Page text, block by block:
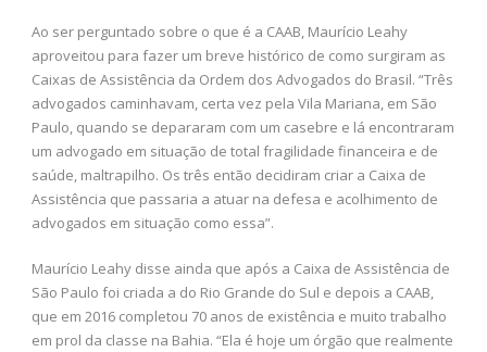
Ao ser perguntado sobre o que é a CAAB, Maurício Leahy
aproveitou para fazer um breve histórico de como surgiram as
Caixas de Assistência da Ordem dos Advogados do Brasil. “Três
advogados caminhavam, certa vez pela Vila Mariana, em São
Paulo, quando se depararam com um casebre e lá encontraram
um advogado em situação de total fragilidade financeira e de
saúde, maltrapilho. Os três então decidiram criar a Caixa de
Assistência que passaria a atuar na defesa e acolhimento de
advogados em situação como essa”.
Maurício Leahy disse ainda que após a Caixa de Assistência de
São Paulo foi criada a do Rio Grande do Sul e depois a CAAB,
que em 2016 completou 70 anos de existência e muito trabalho
em prol da classe na Bahia. “Ela é hoje um órgão que realmente